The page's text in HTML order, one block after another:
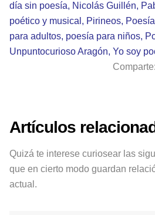
día sin poesía, Nicolás Guillén,
poético y musical , Pirineos,
para adultos, poesía para niños,
Unpuntocurioso Aragón, Yo soy
Comparte:
Artículos
Quizá te interese curiosear las
que en cierto modo guardan
actual.